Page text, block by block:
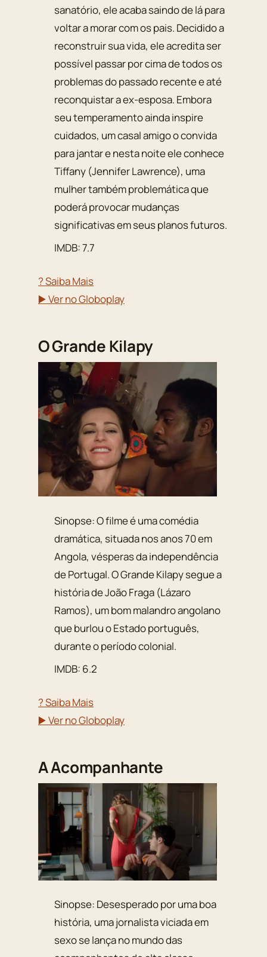
sanatório, ele acaba saindo de lá para
voltar a morar com os pais. Decidido a
reconstruir sua vida, ele acredita ser
possível passar por cima de todos os
problemas do passado recente e até
reconquistar a ex-esposa. Embora
seu temperamento ainda inspire
cuidados, um casal amigo o convida
para jantar e nesta noite ele conhece
Tiffany (Jennifer Lawrence), uma
mulher também problemática que
poderá provocar mudanças
significativas em seus planos futuros.
IMDB: 7.7
? Saiba Mais
▶️ Ver no Globoplay
O Grande Kilapy
Sinopse: O filme é uma comédia
dramática, situada nos anos 70 em
Angola, vésperas da independência
de Portugal. O Grande Kilapy segue a
história de João Fraga (Lázaro
Ramos), um bom malandro angolano
que burlou o Estado português,
durante o período colonial.
IMDB: 6.2
? Saiba Mais
▶️ Ver no Globoplay
A Acompanhante
Sinopse: Desesperado por uma boa
história, uma jornalista viciada em
sexo se lança no mundo das